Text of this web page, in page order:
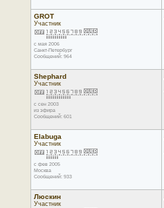
GROT
Участник
с мая 2006
Санкт-Петербург
Сообщений: 964
Shephard
Участник
с сен 2003
из эфира
Сообщений: 601
Elabuga
Участник
с фев 2005
Москва
Сообщений: 933
Люскин
Участник